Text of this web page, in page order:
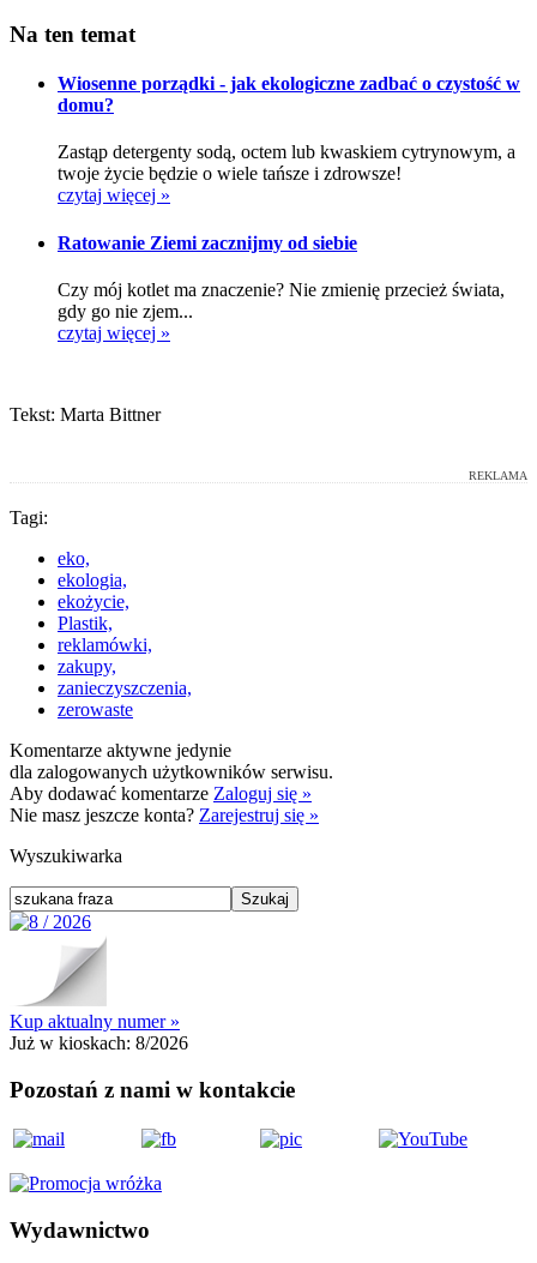
Na ten temat
Wiosenne porządki - jak ekologiczne zadbać o czystość w
domu?
Zastąp detergenty sodą, octem lub kwaskiem cytrynowym, a
twoje życie będzie o wiele tańsze i zdrowsze!
czytaj więcej »
Ratowanie Ziemi zacznijmy od siebie
Czy mój kotlet ma znaczenie? Nie zmienię przecież świata,
gdy go nie zjem...
czytaj więcej »
Tekst: Marta Bittner
REKLAMA
Tagi:
eko,
ekologia,
ekożycie,
Plastik,
reklamówki,
zakupy,
zanieczyszczenia,
zerowaste
Komentarze aktywne jedynie
dla zalogowanych użytkowników serwisu.
Aby dodawać komentarze Zaloguj się »
Nie masz jeszcze konta? Zarejestruj się »
Wyszukiwarka
Kup aktualny numer »
Już w kioskach: 8/2026
Pozostań z nami w kontakcie
Wydawnictwo